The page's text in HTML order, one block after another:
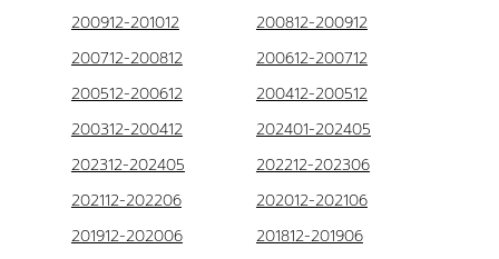
200912-201012
200812-200912
200712-200812
200612-200712
200512-200612
200412-200512
200312-200412
202401-202405
202312-202405
202212-202306
202112-202206
202012-202106
201912-202006
201812-201906